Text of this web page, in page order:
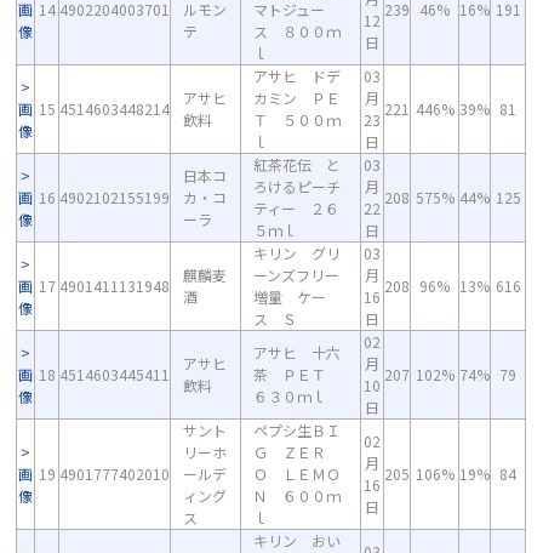
画
像
14 4902204003701
ルモン
テ
マトジュー
ス ８００ｍ
ｌ
12
日
239 46% 16% 191
画
像
15 4514603448214
アサヒ
飲料
アサヒ ドデ
カミン ＰＥ
Ｔ ５００ｍ
ｌ
03
月
23
日
221 446% 39% 81
画
像
16 4902102155199
日本コ
カ・コ
ーラ
紅茶花伝 と
ろけるピーチ
ティー ２６
５ｍｌ
03
月
22
日
208 575% 44% 125
画
像
17 4901411131948
麒麟麦
酒
キリン グリ
ーンズフリー
増量 ケー
ス Ｓ
03
月
16
日
208 96% 13% 616
画
像
18 4514603445411
アサヒ
飲料
アサヒ 十六
茶 ＰＥＴ
６３０ｍｌ
02
月
10
日
207 102% 74% 79
画
像
19 4901777402010
サント
リーホ
ールデ
ィング
ス
ペプシ生ＢＩ
Ｇ ＺＥＲ
Ｏ ＬＥＭＯ
Ｎ ６００ｍ
ｌ
02
月
16
日
205 106% 19% 84
キリン おい